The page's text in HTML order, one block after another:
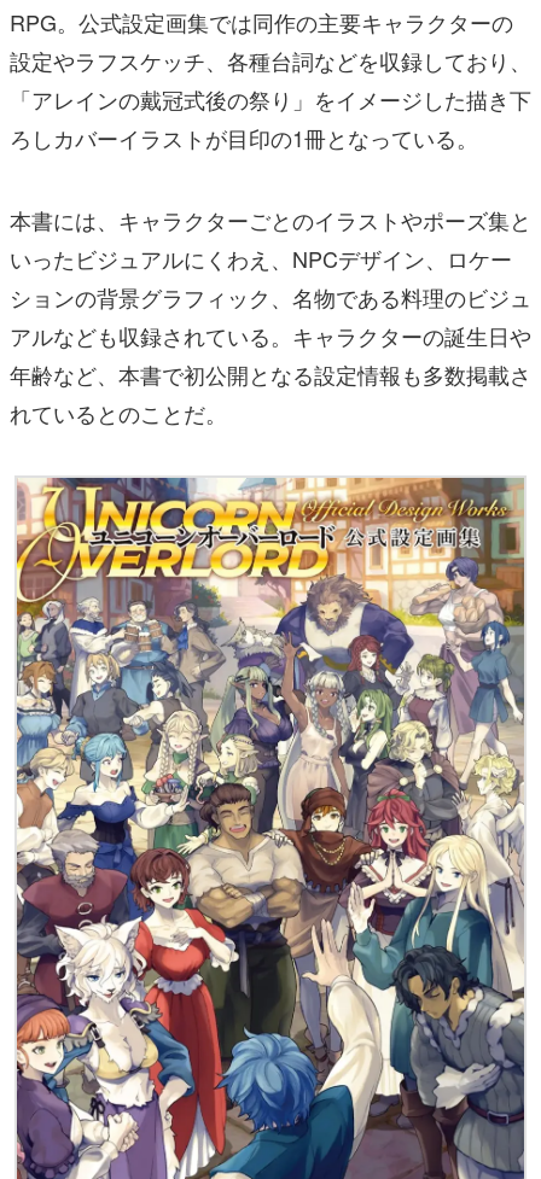
RPG。公式設定画集では同作の主要キャラクターの
設定やラフスケッチ、各種台詞などを収録しており、
「アレインの戴冠式後の祭り」をイメージした描き下
ろしカバーイラストが目印の1冊となっている。
本書には、キャラクターごとのイラストやポーズ集と
いったビジュアルにくわえ、NPCデザイン、ロケー
ションの背景グラフィック、名物である料理のビジュ
アルなども収録されている。キャラクターの誕生日や
年齢など、本書で初公開となる設定情報も多数掲載さ
れているとのことだ。